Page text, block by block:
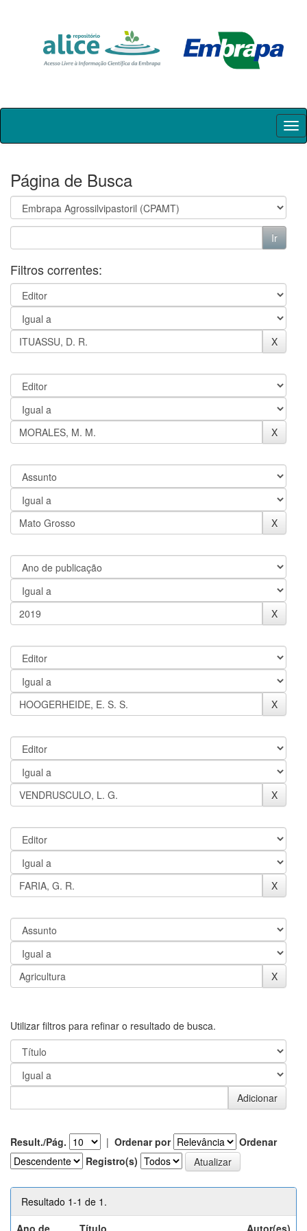
Skip
Página de Busca
Filtros correntes:
Utilizar filtros para refinar o resultado de busca.
Result./Pág. | Ordenar por
Ordenar
Registro(s)
Resultado 1-1 de 1.
Ano de
Título Autor(es)